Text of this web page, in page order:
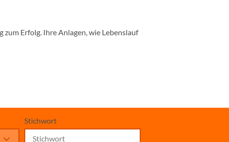
Erfolg. Ihre Anlagen, wie Lebenslauf
Stichwort